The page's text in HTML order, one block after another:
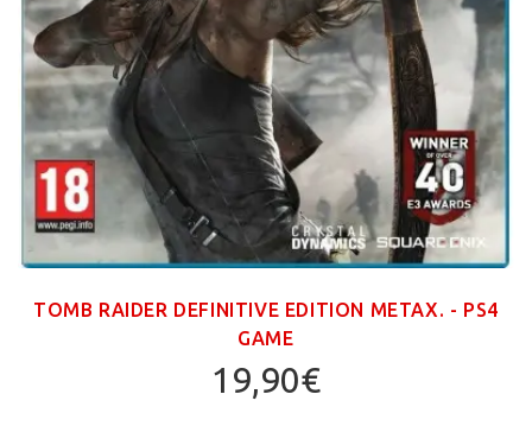
TOMB RAIDER DEFINITIVE EDITION ΜΕΤΑΧ. - PS4
GAME
19,90€